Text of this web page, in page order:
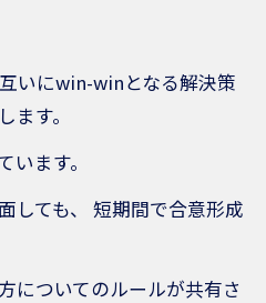
いにwin-winとなる解決策
ます。
ます。
しても、 短期間で合意形成
についてのルールが共有さ